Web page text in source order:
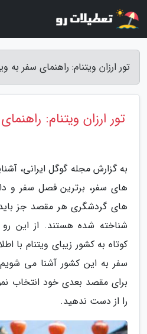
تور ارزان ویتنام: راهنمای سفر به
تور ارزان ویتنام:
به گزارش مجله گوگل ایرانی،
های سفر، برترین فصل سفر و
های گردشگری هر مقصد جز
شناخته شده هستند. از این
کوتاه به کشور زیبای ویتنام با
سفر به این کشور آشنا می شویم.
برای مقصد بعدی خود انتخاب
را از دست ندهید.